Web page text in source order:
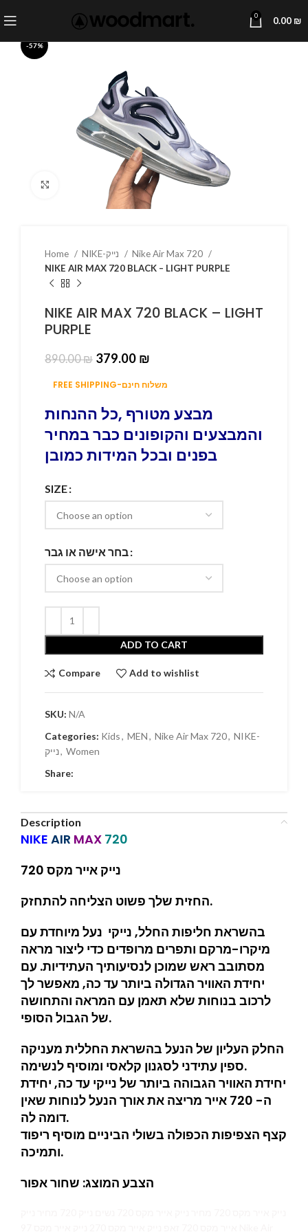
0 0.00 ₪
-57%
Click to enlarge
Home
Nike Air Max 720
NIKE AIR MAX 720 BLACK – LIGHT PURPLE
NIKE AIR MAX 720 BLACK – LIGHT
PURPLE
890.00₪ 379.00 ₪
FREE SHIPPING-משלוח חינם
מבצע מטורף ,כל ההנחות
והמבצעים והקופונים כבר במחיר
בפנים ובכל המידות כמובן
SIZE
בחר אישה או גבר
ADD TO CART
Compare Add to wishlist
SKU: N/A
Categories: Kids, MEN, Nike Air Max 720, NIKE-
נייק, Women
Share:
Description
NIKE AIR MAX 720
נייק אייר מקס 720
החזית שלך פשוט הצליחה להתחזק.
בהשראת חליפות החלל, נייקי נעל מיוחדת עם
מיקרו-מרקם ותפרים מרופדים כדי ליצור מראה
מסתובב ראש שמוכן לנסיעותיך העתידיות. עם
יחידת האוויר הגדולה ביותר עד כה, מאפשר לך
לרכוב בנוחות שלא תאמן עם המראה והתחושה
של הגבול הסופי.
החלק העליון של הנעל בהשראת החללית מעניקה
ספין עתידני לסגנון קלאסי ומוסיף לנשימה.
יחידת האוויר הגבוהה ביותר של נייקי עד כה, יחידת
ה- 720 אייר מריצה את אורך הנעל לנוחות שאין
דומה לה.
קצף הצפיפות הכפולה בשולי הביניים מוסיף ריפוד
ותמיכה.
הצבע המוצג: שחור אפור